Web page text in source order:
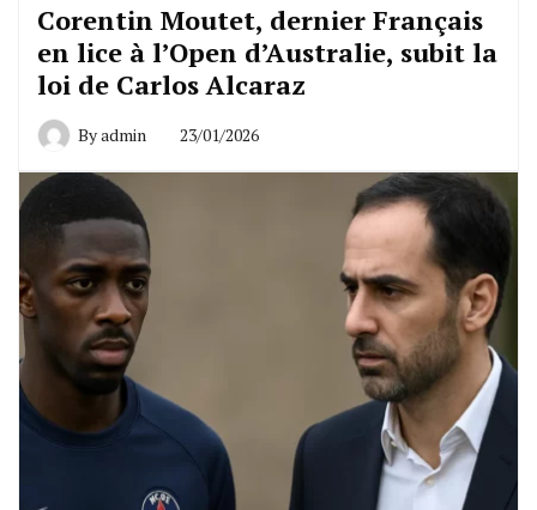
Corentin Moutet, dernier Français
en lice à l’Open d’Australie, subit la
loi de Carlos Alcaraz
Byadmin 23/01/2026